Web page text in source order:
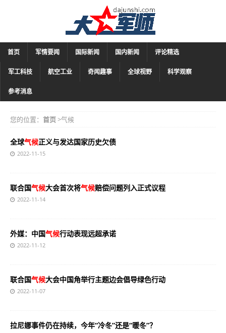
首页 军情要闻 国际新闻 国内新闻 评论精选
军工科技 航空工业 奇闻趣事 全球视野 科学观察
参考消息
您的位置： 首页>气候
全球气候正义与发达国家历史欠债
2022-11-15
联合国气候大会首次将气候赔偿问题列入正式议程
2022-11-14
外媒：中国气候行动表现远超承诺
2022-11-12
联合国气候大会中国角举行主题边会倡导绿色行动
2022-11-07
拉尼娜事件仍在持续，今年“冷冬”还是“暖冬”？